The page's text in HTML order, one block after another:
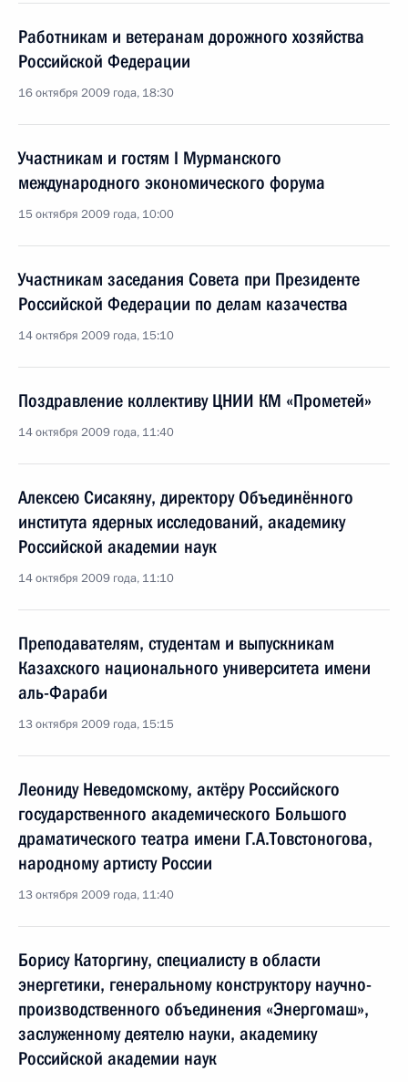
Работникам и ветеранам дорожного хозяйства
Российской Федерации
16 октября 2009 года, 18:30
Участникам и гостям I Мурманского
международного экономического форума
15 октября 2009 года, 10:00
Участникам заседания Совета при Президенте
Российской Федерации по делам казачества
14 октября 2009 года, 15:10
Поздравление коллективу ЦНИИ КМ «Прометей»
14 октября 2009 года, 11:40
Алексею Сисакяну, директору Объединённого
института ядерных исследований, академику
Российской академии наук
14 октября 2009 года, 11:10
Преподавателям, студентам и выпускникам
Казахского национального университета имени
аль-Фараби
13 октября 2009 года, 15:15
Леониду Неведомскому, актёру Российского
государственного академического Большого
драматического театра имени Г.А.Товстоногова,
народному артисту России
13 октября 2009 года, 11:40
Борису Каторгину, специалисту в области
энергетики, генеральному конструктору научно-
производственного объединения «Энергомаш»,
заслуженному деятелю науки, академику
Российской академии наук